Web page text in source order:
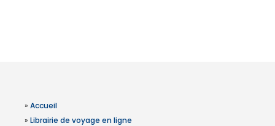
» Accueil
» Librairie de voyage en ligne